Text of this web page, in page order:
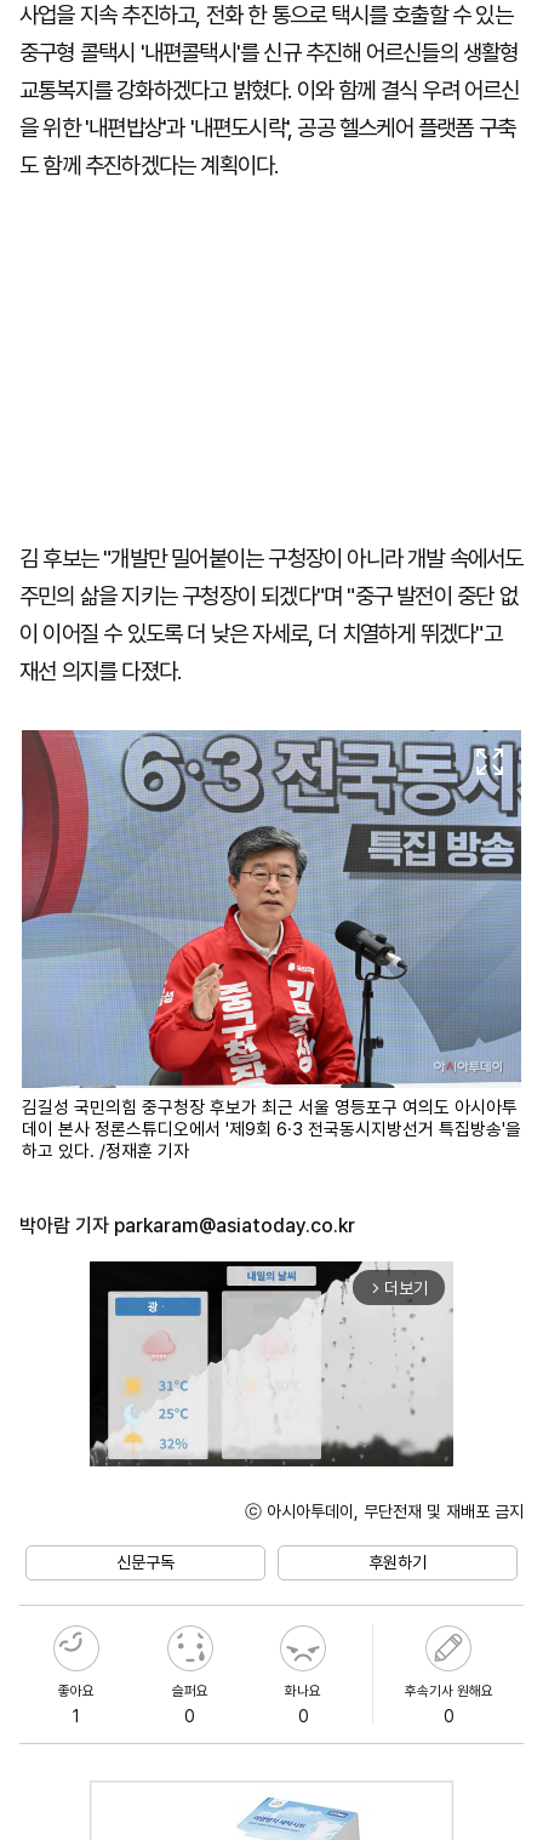
사업을 지속 추진하고, 전화 한 통으로 택시를 호출할 수 있는
중구형 콜택시 '내편콜택시'를 신규 추진해 어르신들의 생활형
교통복지를 강화하겠다고 밝혔다. 이와 함께 결식 우려 어르신
을 위한 '내편밥상'과 '내편도시락', 공공 헬스케어 플랫폼 구축
도 함께 추진하겠다는 계획이다.
김 후보는 "개발만 밀어붙이는 구청장이 아니라 개발 속에서도
주민의 삶을 지키는 구청장이 되겠다"며 "중구 발전이 중단 없
이 이어질 수 있도록 더 낮은 자세로, 더 치열하게 뛰겠다"고
재선 의지를 다졌다.
김길성 국민의힘 중구청장 후보가 최근 서울 영등포구 여의도 아시아투
데이 본사 정론스튜디오에서 '제9회 6·3 전국동시지방선거 특집방송'을
하고 있다. /정재훈 기자
박아람 기자 parkaram@asiatoday.co.kr
arrow_forward_ios 더보기
ⓒ 아시아투데이, 무단전재 및 재배포 금지
신문구독 후원하기
좋아요
1
슬퍼요
0
화나요
0
후속기사 원해요
0